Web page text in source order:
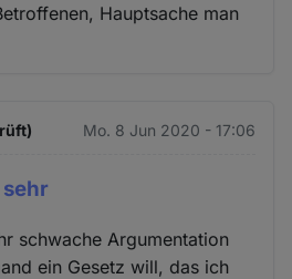
Hauptsache man
Mo. 8 Jun 2020 - 17:06
schwache Argumentation
ein Gesetz will, das ich